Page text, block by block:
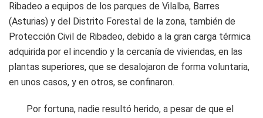
Ribadeo a equipos de los parques de Vilalba, Barres
(Asturias) y del Distrito Forestal de la zona, también de
Protección Civil de Ribadeo, debido a la gran carga térmica
adquirida por el incendio y la cercanía de viviendas, en las
plantas superiores, que se desalojaron de forma voluntaria,
en unos casos, y en otros, se confinaron.
Por fortuna, nadie resultó herido, a pesar de que el